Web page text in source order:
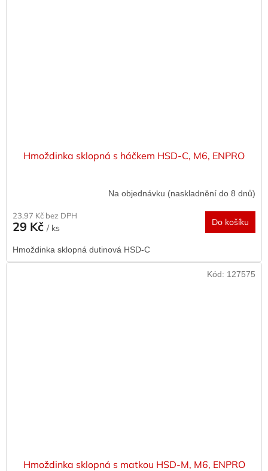
Hmoždinka sklopná s háčkem HSD-C, M6, ENPRO
Na objednávku (naskladnění do 8 dnů)
23,97 Kč bez DPH
29 Kč / ks
Do košíku
Hmoždinka sklopná dutinová HSD-C
Hmoždinka sklopná s matkou HSD-M, M6, ENPRO
Kód: 127575